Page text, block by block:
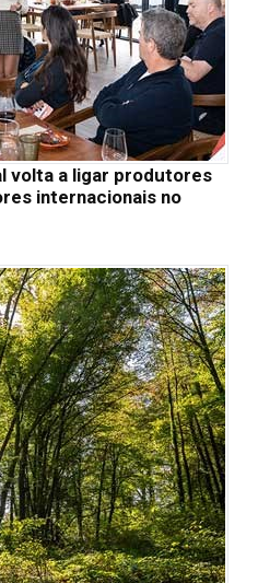
volta a ligar produtores
internacionais no